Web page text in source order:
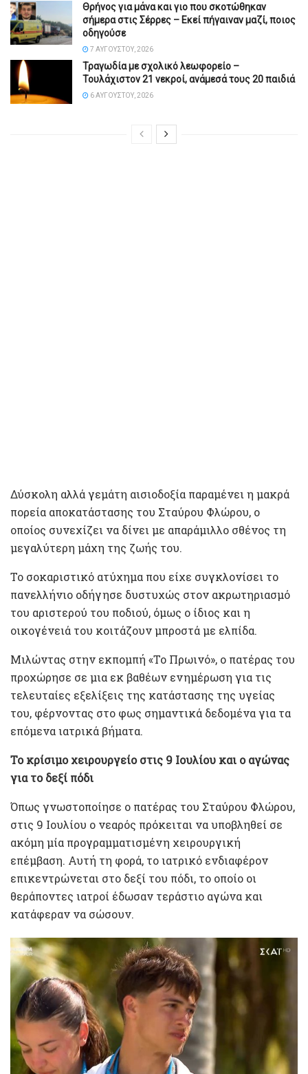
Θρήνος για μάνα και γιο που σκοτώθηκαν
σήμερα στις Σέρρες – Εκεί πήγαιναν μαζί, ποιος
οδηγούσε
7 ΑΥΓΟΎΣΤΟΥ, 2026
Τραγωδία με σχολικό λεωφορείο –
Τουλάχιστον 21 νεκροί, ανάμεσά τους 20 παιδιά
6 ΑΥΓΟΎΣΤΟΥ, 2026
Δύσκολη αλλά γεμάτη αισιοδοξία παραμένει η μακρά
πορεία αποκατάστασης του Σταύρου Φλώρου, ο
οποίος συνεχίζει να δίνει με απαράμιλλο σθένος τη
μεγαλύτερη μάχη της ζωής του.
Το σοκαριστικό ατύχημα που είχε συγκλονίσει το
πανελλήνιο οδήγησε δυστυχώς στον ακρωτηριασμό
του αριστερού του ποδιού, όμως ο ίδιος και η
οικογένειά του κοιτάζουν μπροστά με ελπίδα.
Μιλώντας στην εκπομπή «Το Πρωινό», ο πατέρας του
προχώρησε σε μια εκ βαθέων ενημέρωση για τις
τελευταίες εξελίξεις της κατάστασης της υγείας
του, φέρνοντας στο φως σημαντικά δεδομένα για τα
επόμενα ιατρικά βήματα.
Το κρίσιμο χειρουργείο στις 9 Ιουλίου και ο αγώνας
για το δεξί πόδι
Όπως γνωστοποίησε ο πατέρας του Σταύρου Φλώρου,
στις 9 Ιουλίου ο νεαρός πρόκειται να υποβληθεί σε
ακόμη μία προγραμματισμένη χειρουργική
επέμβαση. Αυτή τη φορά, το ιατρικό ενδιαφέρον
επικεντρώνεται στο δεξί του πόδι, το οποίο οι
θεράποντες ιατροί έδωσαν τεράστιο αγώνα και
κατάφεραν να σώσουν.